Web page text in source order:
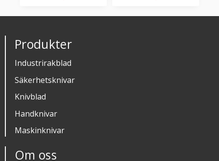
Produkter
Industrirakblad
Säkerhetsknivar
Knivblad
Handknivar
Maskinknivar
Om oss